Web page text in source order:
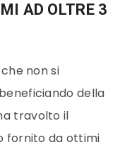
AD OLTRE 3
non si
della
travolto il
fornito da ottimi